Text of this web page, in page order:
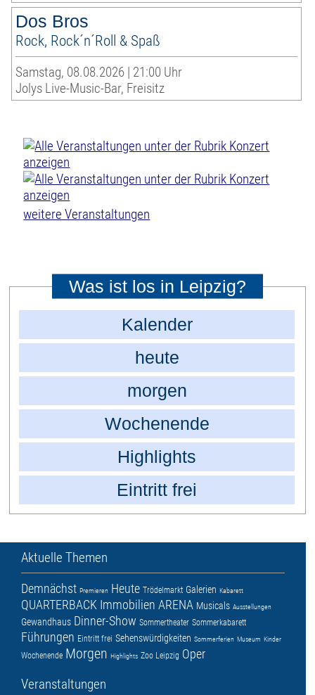
Dos Bros
Rock, Rock´n´Roll & Spaß
Samstag, 08.08.2026 | 21:00 Uhr
Jolys Live-Music-Bar, Freisitz
weitere Veranstaltungen
Was ist los in Leipzig?
Kalender
heute
morgen
Wochenende
Highlights
Eintritt frei
Aktuelle Themen
Demnächst Premieren Heute Trödelmarkt Galerien Kabarett
QUARTERBACK Immobilien ARENA Musicals Ausstellungen
Gewandhaus Dinner-Show Sommertheater Sommerkabarett
Führungen Eintritt frei Sehenswürdigkeiten Sommerferien Museum Kinder
Wochenende Morgen Highlights Zoo Leipzig Oper
Veranstaltungen